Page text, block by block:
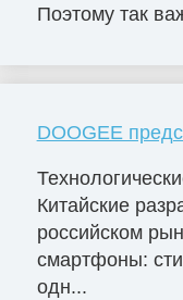
Поэтому так
DOOGEE
Китайские
российском
смартфоны:
одн...